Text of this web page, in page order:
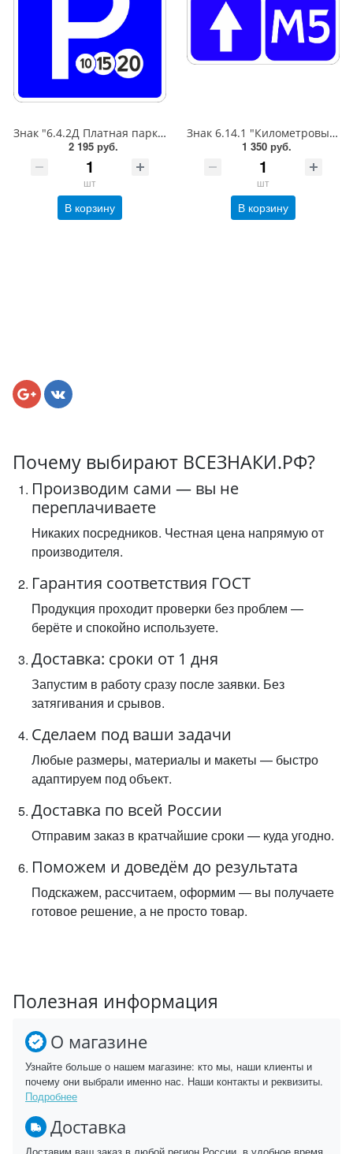
Знак "6.4.2Д Платная парковка для автотранспорта»,B=700Тип А (la) Инженерная (5 лет)металл 0.8 мм
2 195 руб.
шт
В корзину
Знак 6.14.1 "Километровый знак",350*700Тип А (1б) Микропризм. (7-9 лет)металл 0.8 мм
1 350 руб.
шт
В корзину
Почему выбирают ВСЕЗНАКИ.РФ?
Производим сами — вы не
переплачиваете
Никаких посредников. Честная цена напрямую от
производителя.
Гарантия соответствия ГОСТ
Продукция проходит проверки без проблем —
берёте и спокойно используете.
Доставка: сроки от 1 дня
Запустим в работу сразу после заявки. Без
затягивания и срывов.
Сделаем под ваши задачи
Любые размеры, материалы и макеты — быстро
адаптируем под объект.
Доставка по всей России
Отправим заказ в кратчайшие сроки — куда угодно.
Поможем и доведём до результата
Подскажем, рассчитаем, оформим — вы получаете
готовое решение, а не просто товар.
Полезная информация
О магазине
Узнайте больше о нашем магазине: кто мы, наши клиенты и
почему они выбрали именно нас. Наши контакты и реквизиты.
Подробнее
Доставка